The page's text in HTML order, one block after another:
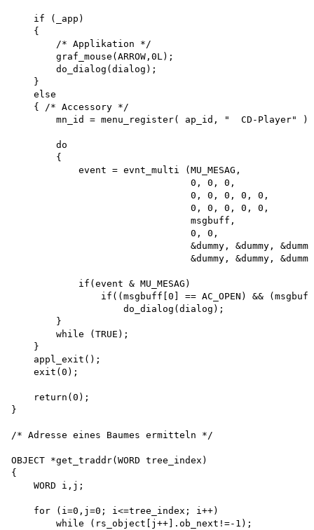
    if (_app)
    {
        /* Applikation */
        graf_mouse(ARROW,0L);
        do_dialog(dialog);
    }
    else
    { /* Accessory */
        mn_id = menu_register( ap_id, "  CD-Player" );
        do
        {
            event = evnt_multi (MU_MESAG,
                                0, 0, 0,
                                0, 0, 0, 0, 0,
                                0, 0, 0, 0, 0,
                                msgbuff,
                                0, 0,
&dummy, &dummy,
&dummy, &dummy,
            if(event & MU_MESAG)
if((msgbuff[0] == AC_OPEN) &&
                    do_dialog(dialog);
        }
        while (TRUE);
    }
    appl_exit();
    exit(0);
    return(0);
}
/* Adresse eines Baumes ermitteln */
OBJECT *get_traddr(WORD tree_index)
{
    WORD i,j;
    for (i=0,j=0; i<=tree_index; i++)
        while (rs_object[j++].ob_next!=-1);